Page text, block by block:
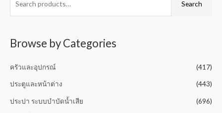
5
o
Search
Browse by Categories
ครัวและอุปกรณ์ (417)
ประตูและหน้าต่าง (443)
ประปา ระบบบำบัดน้ำเสีย (696)